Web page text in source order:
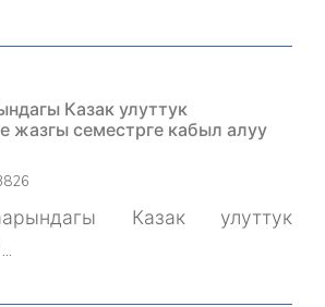
Казак улуттук
жазгы семестрге кабыл алуу
Казак улуттук